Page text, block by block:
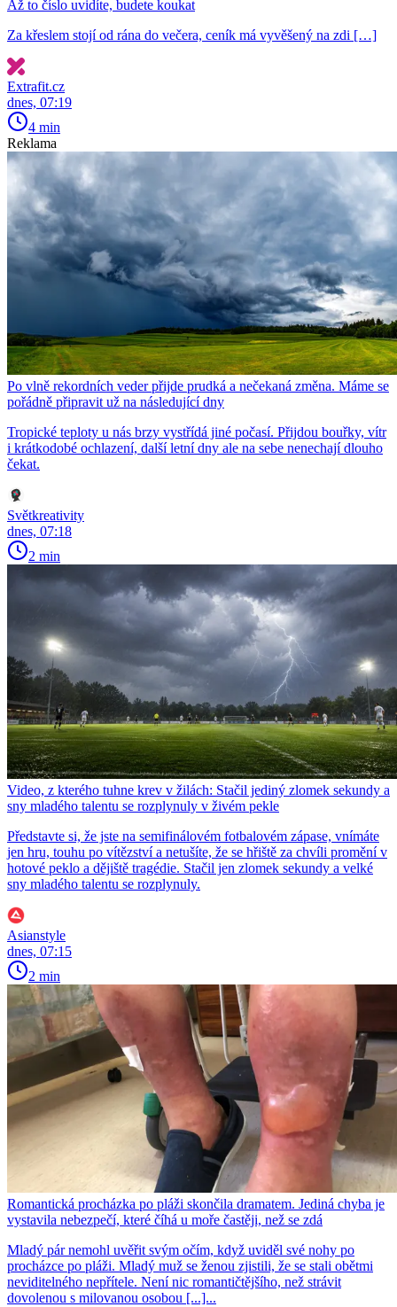
Až to číslo uvidíte, budete koukat
Za křeslem stojí od rána do večera, ceník má vyvěšený na zdi […]
Extrafit.cz
dnes, 07:19
4 min
Reklama
Po vlně rekordních veder přijde prudká a nečekaná změna. Máme se
pořádně připravit už na následující dny
Tropické teploty u nás brzy vystřídá jiné počasí. Přijdou bouřky, vítr
i krátkodobé ochlazení, další letní dny ale na sebe nenechají dlouho
čekat.
Světkreativity
dnes, 07:18
2 min
Video, z kterého tuhne krev v žilách: Stačil jediný zlomek sekundy a
sny mladého talentu se rozplynuly v živém pekle
Představte si, že jste na semifinálovém fotbalovém zápase, vnímáte
jen hru, touhu po vítězství a netušíte, že se hřiště za chvíli promění v
hotové peklo a dějiště tragédie. Stačil jen zlomek sekundy a velké
sny mladého talentu se rozplynuly.
Asianstyle
dnes, 07:15
2 min
Romantická procházka po pláži skončila dramatem. Jediná chyba je
vystavila nebezpečí, které číhá u moře častěji, než se zdá
Mladý pár nemohl uvěřit svým očím, když uviděl své nohy po
procházce po pláži. Mladý muž se ženou zjistili, že se stali obětmi
neviditelného nepřítele. Není nic romantičtějšího, než strávit
dovolenou s milovanou osobou [...]...